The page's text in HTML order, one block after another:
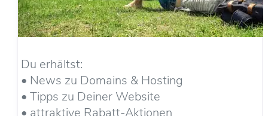
Du erhältst:
• News zu Domains & Hosting
• Tipps zu Deiner Website
• attraktive Rabatt-Aktionen